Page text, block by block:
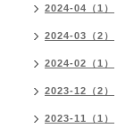
2024-04（1）
2024-03（2）
2024-02（1）
2023-12（2）
2023-11（1）